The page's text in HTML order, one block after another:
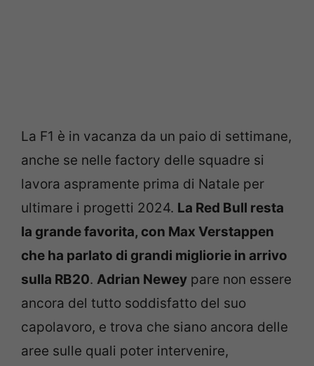
La F1 è in vacanza da un paio di settimane,
anche se nelle factory delle squadre si
lavora aspramente prima di Natale per
ultimare i progetti 2024. La Red Bull resta
la grande favorita, con Max Verstappen
che ha parlato di grandi migliorie in arrivo
sulla RB20. Adrian Newey pare non essere
ancora del tutto soddisfatto del suo
capolavoro, e trova che siano ancora delle
aree sulle quali poter intervenire,